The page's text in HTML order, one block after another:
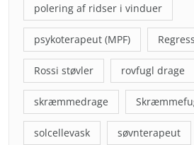
polering af ridser i vinduer
psykoterapeut (MPF)
Rossi støvler rovfugl drage
skræmmedrage
solcellevask søvnterapeut